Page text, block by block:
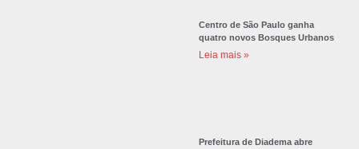
Centro de São Paulo ganha
quatro novos Bosques Urbanos
Leia mais »
Prefeitura de Diadema abre